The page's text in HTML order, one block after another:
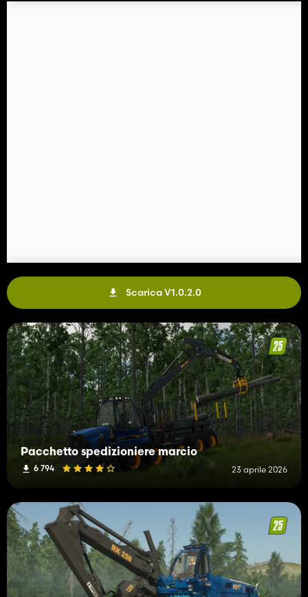
Scarica V1.0.2.0
Pacchetto spedizioniere marcio
6 794 23 aprile 2026